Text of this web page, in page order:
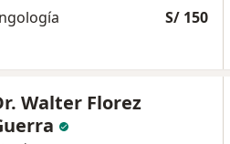
S/ 150
Walter Florez